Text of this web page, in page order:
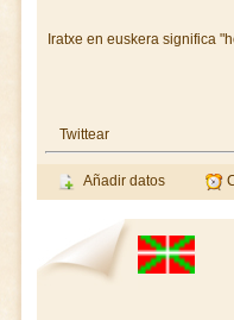
Iratxe en euskera significa
Twittear
Añadir datos